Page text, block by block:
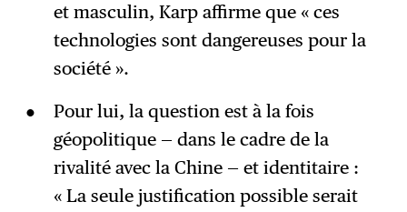
et masculin, Karp affirme que « ces
technologies sont dangereuses pour la
société ».
Pour lui, la question est à la fois
géopolitique — dans le cadre de la
rivalité avec la Chine — et identitaire :
« La seule justification possible serait